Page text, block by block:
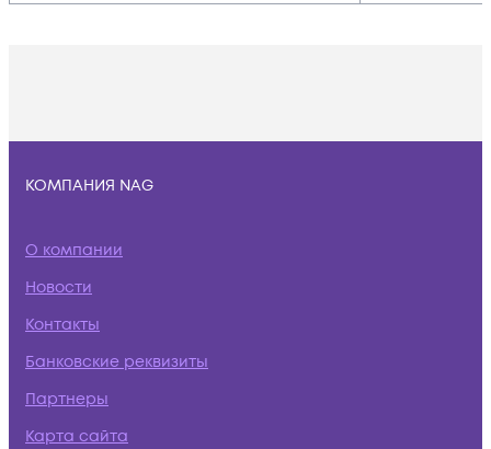
КОМПАНИЯ NAG
О компании
Новости
Контакты
Банковские реквизиты
Партнеры
Карта сайта